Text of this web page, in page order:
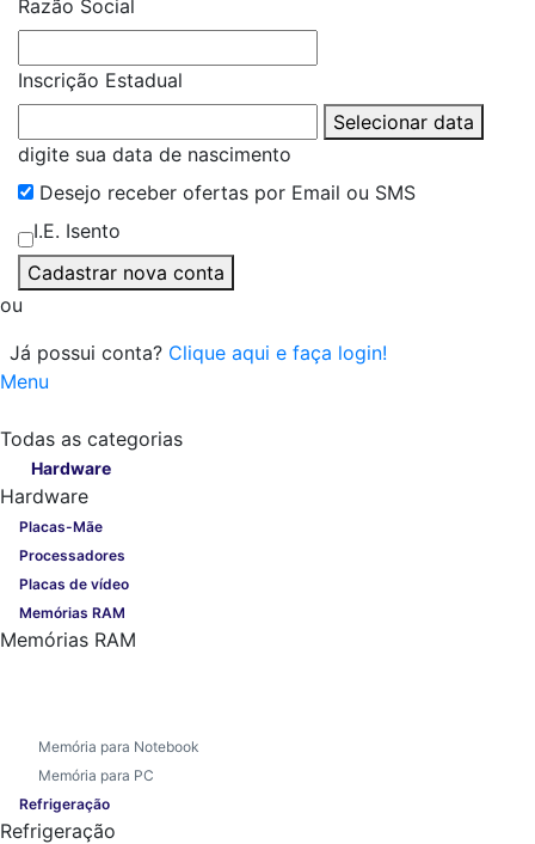
Razão Social
Inscrição Estadual
Selecionar data
digite sua data de nascimento
Desejo receber ofertas por Email ou SMS
I.E. Isento
Cadastrar nova conta
ou
Já possui conta? Clique aqui e faça login!
Menu
Todas as categorias
Hardware
Hardware
Placas-Mãe
Processadores
Placas de vídeo
Memórias RAM
Memórias RAM
Memória para Notebook
Memória para PC
Refrigeração
Refrigeração